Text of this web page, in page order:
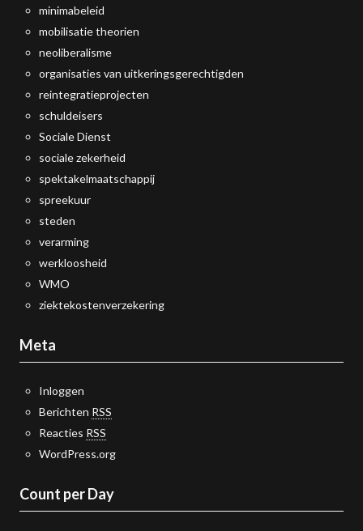
minimabeleid
mobilisatie theorien
neoliberalisme
organisaties van uitkeringsgerechtigden
reintegratieprojecten
schuldeisers
Sociale Dienst
sociale zekerheid
spektakelmaatschappij
spreekuur
steden
verarming
werkloosheid
WMO
ziektekostenverzekering
Meta
Inloggen
Berichten RSS
Reacties RSS
WordPress.org
Count per Day